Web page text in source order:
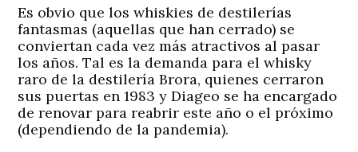
Es obvio que los whiskies de destilerías
fantasmas (aquellas que han cerrado) se
conviertan cada vez más atractivos al pasar
los años. Tal es la demanda para el whisky
raro de la destilería Brora, quienes cerraron
sus puertas en 1983 y Diageo se ha encargado
de renovar para reabrir este año o el próximo
(dependiendo de la pandemia).